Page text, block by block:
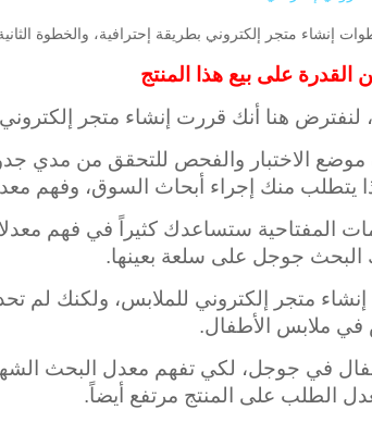
إنشاء متجر إلكتروني بطريقة إحترافية، والخطوة
القدرة على بيع هذا المنتج
لنفترض هنا أنك قررت إنشاء متجر
الاختبار والفحص للتحقق من مدي
يتطلب منك إجراء أبحاث السوق، وفهم
المفتاحية ستساعدك كثيراً في فهم
جوجل على سلعة بعينها.
متجر إلكتروني للملابس، ولكنك لم
ملابس الأطفال.
في جوجل، لكي تفهم معدل البحث
الطلب على المنتج مرتفع أيضاً.